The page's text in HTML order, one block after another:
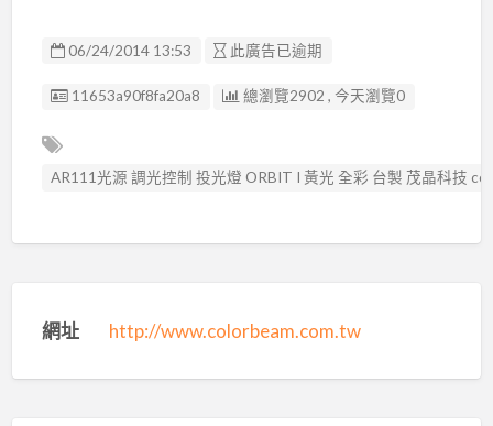
06/24/2014 13:53 此廣告已逾期
廣告编號
11653a90f8fa20a8 總瀏覽2902 , 今天瀏覽0
AR111光源 調光控制 投光燈 ORBIT I 黃光 全彩 台製 茂晶科技
網址 http://www.colorbeam.com.tw